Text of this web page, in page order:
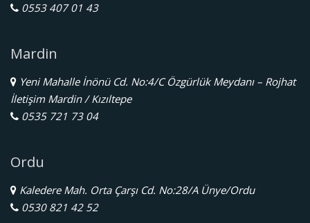
0553 407 01 43
Mardin
Yeni Mahalle İnönü Cd. No:4/C Özgürlük Meydanı – Rojhat
İletişim Mardin / Kızıltepe
0535 721 73 04
Ordu
Kaledere Mah. Orta Çarşı Cd. No:28/A Ünye/Ordu
0530 821 42 52